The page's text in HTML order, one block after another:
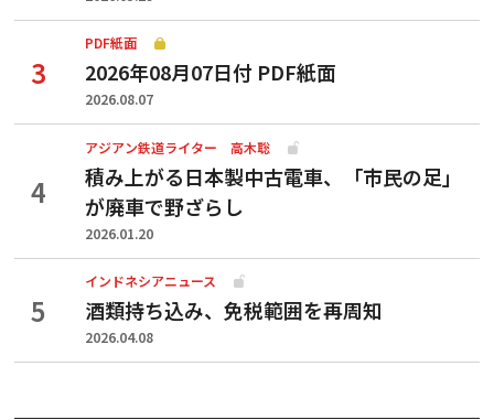
PDF紙面
2026年08月07日付 PDF紙面
2026.08.07
アジアン鉄道ライター 高木聡
積み上がる日本製中古電車、「市民の足」
が廃車で野ざらし
2026.01.20
インドネシアニュース
酒類持ち込み、免税範囲を再周知
2026.04.08